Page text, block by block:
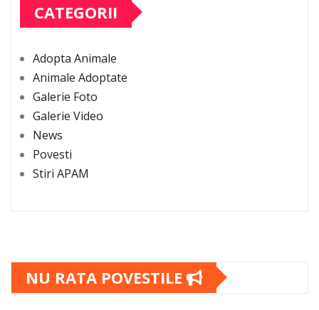
CATEGORII
Adopta Animale
Animale Adoptate
Galerie Foto
Galerie Video
News
Povesti
Stiri APAM
NU RATA POVESTILE